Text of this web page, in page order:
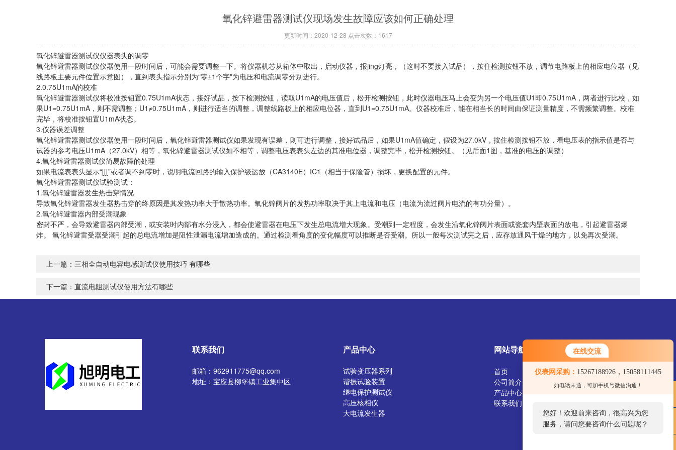
在线交流
仪表网采购： 15267188926，15058111445
如电话未通，可加手机号微信沟通！
您好！欢迎前来咨询，很高兴为您
服务，请问您要咨询什么问题呢？
氧化锌避雷器测试仪现场发生故障应该如何正确处理
更新时间：2020-12-28 点击次数：1617
氧化锌避雷器测试仪仪器表头的调零
氧化锌避雷器测试仪仪器使用一段时间后，可能会需要调整一下。将仪器机芯从箱体中取出，启动仪器，报jing灯亮，（这时不要接入试品），按住检测按钮不放，调节电路板上的相应电位器（见
线路板主要元件位置示意图），直到表头指示分别为“零±1个字"为电压和电流调零分别进行。
2.0.75U1mA的校准
氧化锌避雷器测试仪将校准按钮置0.75U1mA状态，接好试品，按下检测按钮，读取U1mA的电压值后，松开检测按钮，此时仪器电压马上会变为另一个电压值U1即0.75U1mA，两者进行比校，如
果U1=0.75U1mA，则不需调整；U1≠0.75U1mA，则进行适当的调整，调整线路板上的相应电位器，直到U1=0.75U1mA。仪器校准后，能在相当长的时间由保证测量精度，不需频繁调整。校准
完毕，将校准按钮置U1mA状态。
3.仪器误差调整
氧化锌避雷器测试仪仪器使用一段时间后，氧化锌避雷器测试仪如果发现有误差，则可进行调整，接好试品后，如果U1mA值确定，假设为27.0kV，按住检测按钮不放，看电压表的指示值是否与
试器的参考电压U1mA（27.0kV）相等，氧化锌避雷器测试仪如不相等，调整电压表表头左边的其准电位器，调整完毕，松开检测按钮。（见后面1图，基准的电压的调整）
4.氧化锌避雷器测试仪简易故障的处理
如果电流表表头显示“[[["或者调不到零时，说明电流回路的输入保护级运放（CA3140E）IC1（相当于保险管）损坏，更换配置的元件。
氧化锌避雷器测试仪试验测试：
1.氧化锌避雷器发生热击穿情况
导致氧化锌避雷器发生器热击穿的终原因是其发热功率大于散热功率。氧化锌阀片的发热功率取决于其上电流和电压（电流为流过阀片电流的有功分量）。
2.氧化锌避雷器内部受潮现象
密封不严，会导致避雷器内部受潮，或安装时内部有水分浸入，都会使避雷器在电压下发生总电流增大现象。受潮到一定程度，会发生沿氧化锌阀片表面或瓷套内壁表面的放电，引起避雷器爆
炸。 氧化锌避雷受器受潮引起的总电流增加是阻性泄漏电流增加造成的。通过检测看角度的变化幅度可以推断是否受潮。所以一般每次测试完之后，应存放通风干燥的地方，以免再次受潮。
上一篇： 三相全自动电容电感测试仪使用技巧 有哪些
下一篇： 直流电阻测试仪使用方法有哪些
联系我们
邮箱：962911775@qq.com
地址：宝应县柳堡镇工业集中区
产品中心
试验变压器系列
谐振试验装置
继电保护测试仪
高压核相仪
大电流发生器
网站导航
首页
公司简介
产品中心
联系我们